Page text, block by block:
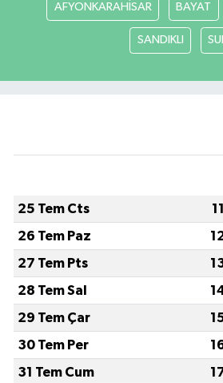
AFYONKARAHİSAR BAYAT
SANDIKLI
25 Tem Cts
26 Tem Paz
27 Tem Pts
28 Tem Sal
29 Tem Çar
30 Tem Per
31 Tem Cum